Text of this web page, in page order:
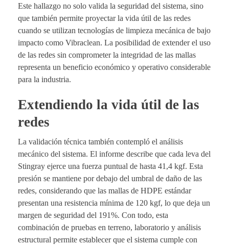
Este hallazgo no solo valida la seguridad del sistema, sino
que también permite proyectar la vida útil de las redes
cuando se utilizan tecnologías de limpieza mecánica de bajo
impacto como Vibraclean. La posibilidad de extender el uso
de las redes sin comprometer la integridad de las mallas
representa un beneficio económico y operativo considerable
para la industria.
Extendiendo la vida útil de las
redes
La validación técnica también contempló el análisis
mecánico del sistema. El informe describe que cada leva del
Stingray ejerce una fuerza puntual de hasta 41,4 kgf. Esta
presión se mantiene por debajo del umbral de daño de las
redes, considerando que las mallas de HDPE estándar
presentan una resistencia mínima de 120 kgf, lo que deja un
margen de seguridad del 191%. Con todo, esta
combinación de pruebas en terreno, laboratorio y análisis
estructural permite establecer que el sistema cumple con